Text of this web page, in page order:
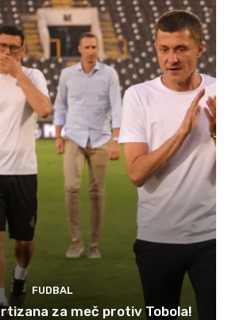
FUDBAL
za meč protiv Tobola!